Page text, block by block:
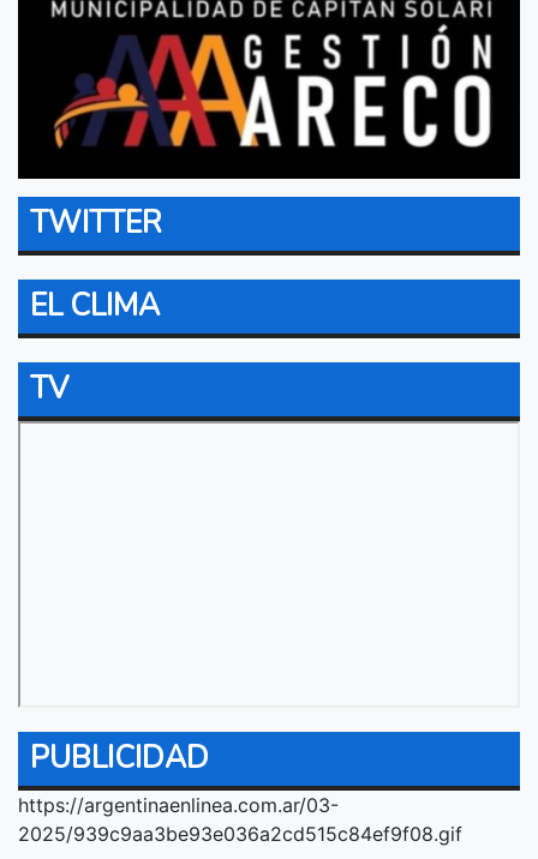
TWITTER
EL CLIMA
TV
PUBLICIDAD
https://argentinaenlinea.com.ar/03-
2025/939c9aa3be93e036a2cd515c84ef9f08.gif